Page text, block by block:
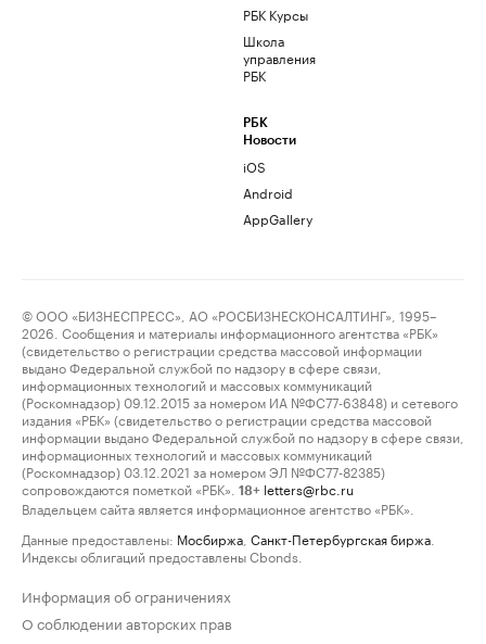
РБК Курсы
Школа
управления
РБК
РБК
Новости
iOS
Android
AppGallery
© ООО «БИЗНЕСПРЕСС», АО «РОСБИЗНЕСКОНСАЛТИНГ», 1995–
2026. Сообщения и материалы информационного агентства «РБК»
(свидетельство о регистрации средства массовой информации
выдано Федеральной службой по надзору в сфере связи,
информационных технологий и массовых коммуникаций
(Роскомнадзор) 09.12.2015 за номером ИА №ФС77-63848) и сетевого
издания «РБК» (свидетельство о регистрации средства массовой
информации выдано Федеральной службой по надзору в сфере связи,
информационных технологий и массовых коммуникаций
(Роскомнадзор) 03.12.2021 за номером ЭЛ №ФС77-82385)
сопровождаются пометкой «РБК».
18+ letters@rbc.ru
Владельцем сайта является информационное агентство «РБК».
Данные предоставлены: Мосбиржа Санкт-Петербургская биржа
Индексы облигаций предоставлены Cbonds.
Информация об ограничениях
О соблюдении авторских прав